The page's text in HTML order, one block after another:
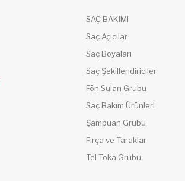
SAÇ BAKIMI
Saç Açıcılar
Saç Boyaları
Saç Şekillendiriciler
Fön Suları Grubu
Saç Bakım Ürünleri
Şampuan Grubu
Fırça ve Taraklar
Tel Toka Grubu